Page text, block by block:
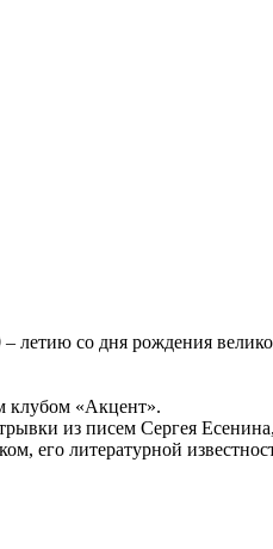
со дня рождения
клубом «Акцент».
из писем Сергея
его литературной